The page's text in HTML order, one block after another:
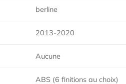
berline
2013-2020
Aucune
ABS (6 finitions au choix)